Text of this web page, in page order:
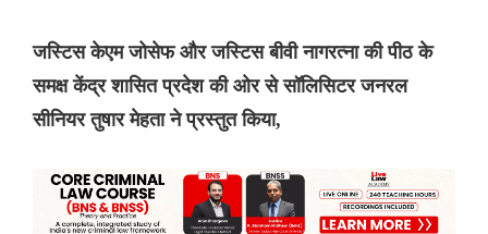
जस्टिस केएम जोसेफ और जस्टिस बीवी नागरत्ना की पीठ के
समक्ष केंद्र शासित प्रदेश की ओर से सॉलिसिटर जनरल
सीनियर तुषार मेहता ने प्रस्तुत किया,